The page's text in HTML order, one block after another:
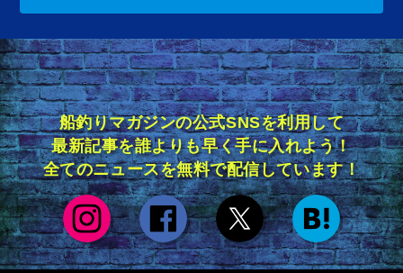
船釣りマガジンの公式SNSを利用して
最新記事を誰よりも早く手に入れよう！
全てのニュースを無料で配信しています！